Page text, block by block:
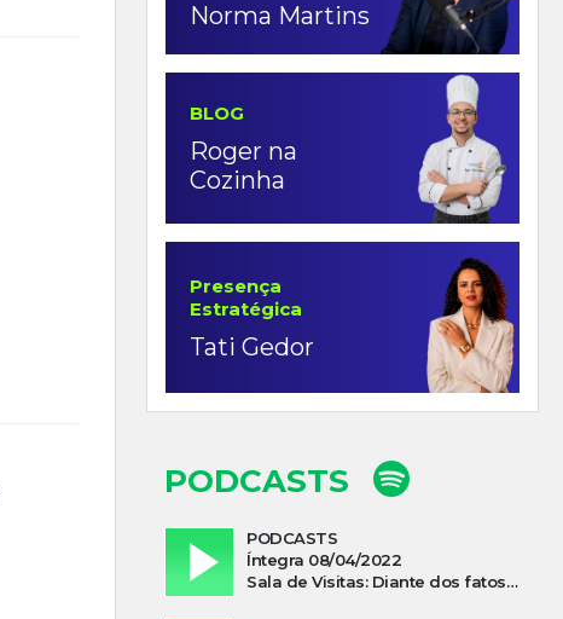
Norma Martins
BLOG
Roger na
Cozinha
Presença
Estratégica
Tati Gedor
PODCASTS
PODCASTS
Íntegra 08/04/2022
Sala de Visitas: Diante dos fatos que influenciam a economia o que podemos esperar de 2022